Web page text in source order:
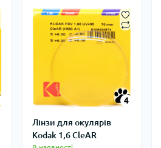
4
4
Лінзи для окулярів
Kodak 1,6 CleAR